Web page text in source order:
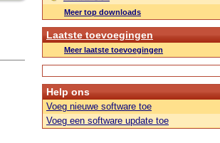
Meer top downloads
Laatste toevoegingen
Meer laatste toevoegingen
Help ons
Voeg nieuwe software toe
Voeg een software update toe